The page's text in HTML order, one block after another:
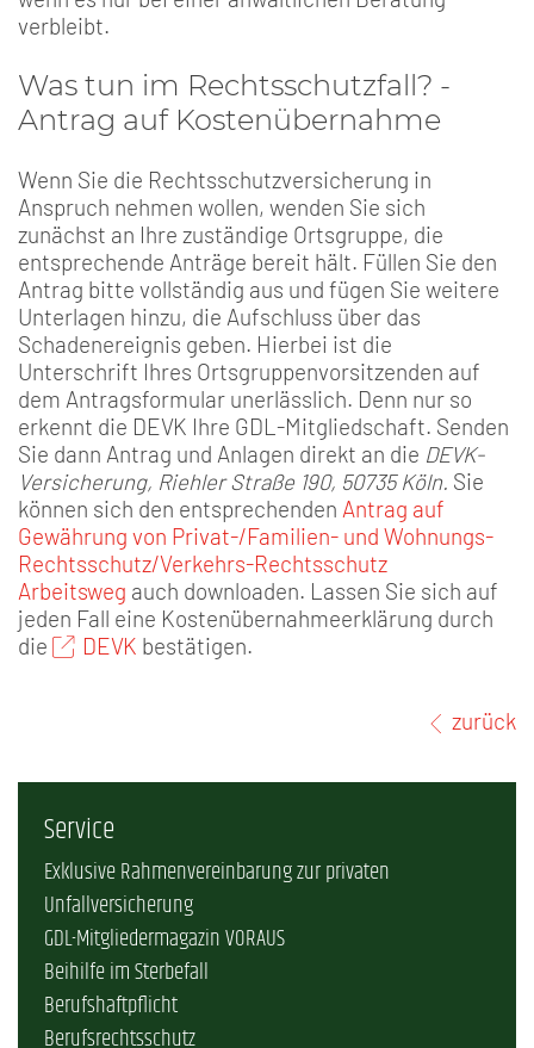
verbleibt.
Was tun im Rechtsschutzfall? -
Antrag auf Kostenübernahme
Wenn Sie die Rechtsschutzversicherung in
Anspruch nehmen wollen, wenden Sie sich
zunächst an Ihre zuständige Ortsgruppe, die
entsprechende Anträge bereit hält. Füllen Sie den
Antrag bitte vollständig aus und fügen Sie weitere
Unterlagen hinzu, die Aufschluss über das
Schadenereignis geben. Hierbei ist die
Unterschrift Ihres Ortsgruppenvorsitzenden auf
dem Antragsformular unerlässlich. Denn nur so
erkennt die DEVK Ihre GDL-Mitgliedschaft. Senden
Sie dann Antrag und Anlagen direkt an die DEVK-
Versicherung, Riehler Straße 190, 50735 Köln. Sie
können sich den entsprechenden Antrag auf
Gewährung von Privat-/Familien- und Wohnungs-
Rechtsschutz/Verkehrs-Rechtsschutz
Arbeitsweg auch downloaden. Lassen Sie sich auf
jeden Fall eine Kostenübernahmeerklärung durch
die
DEVK bestätigen.
zurück
Service
Exklusive Rahmenvereinbarung zur privaten
Unfallversicherung
GDL-Mitgliedermagazin VORAUS
Beihilfe im Sterbefall
Berufshaftpflicht
Berufsrechtsschutz